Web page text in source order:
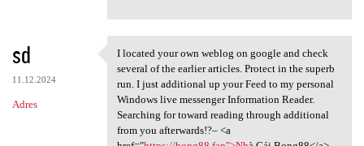
sd
11.12.2024
Adres
I located your own weblog on
I located your own weblog on google and check
several of the earlier articles. Protect in the superb
run. I just additional up your Feed to my personal
Windows live messenger Information Reader.
Searching for toward reading through additional
from you afterwards!?– <a